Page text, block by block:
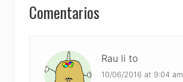
Interactions
Comentarios
Rau li to
10/06/2016 at 9:04 am